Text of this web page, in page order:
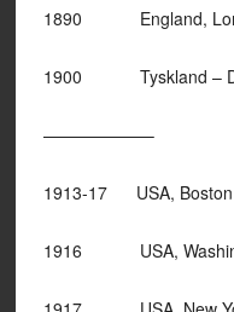
1890 England,
1900 Tyskland – Dr.
——————–
1913-17 USA, Boston
1916 USA,